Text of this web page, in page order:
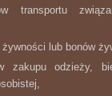
transportu
lub bonów
zakupu odzieży,